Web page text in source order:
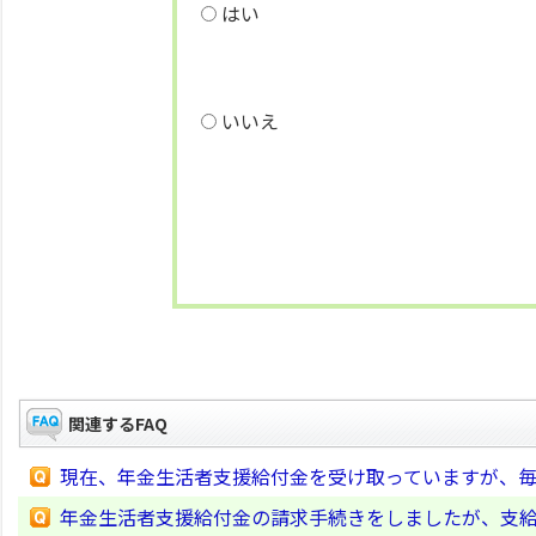
はい
いいえ
関連するFAQ
現在、年金生活者支援給付金を受け取っていますが、
年金生活者支援給付金の請求手続きをしましたが、支